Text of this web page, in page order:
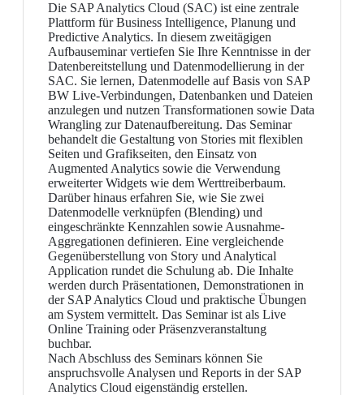
Die SAP Analytics Cloud (SAC) ist eine zentrale
Plattform für Business Intelligence, Planung und
Predictive Analytics. In diesem zweitägigen
Aufbauseminar vertiefen Sie Ihre Kenntnisse in der
Datenbereitstellung und Datenmodellierung in der
SAC. Sie lernen, Datenmodelle auf Basis von SAP
BW Live-Verbindungen, Datenbanken und Dateien
anzulegen und nutzen Transformationen sowie Data
Wrangling zur Datenaufbereitung. Das Seminar
behandelt die Gestaltung von Stories mit flexiblen
Seiten und Grafikseiten, den Einsatz von
Augmented Analytics sowie die Verwendung
erweiterter Widgets wie dem Werttreiberbaum.
Darüber hinaus erfahren Sie, wie Sie zwei
Datenmodelle verknüpfen (Blending) und
eingeschränkte Kennzahlen sowie Ausnahme-
Aggregationen definieren. Eine vergleichende
Gegenüberstellung von Story und Analytical
Application rundet die Schulung ab. Die Inhalte
werden durch Präsentationen, Demonstrationen in
der SAP Analytics Cloud und praktische Übungen
am System vermittelt. Das Seminar ist als Live
Online Training oder Präsenzveranstaltung
buchbar.
Nach Abschluss des Seminars können Sie
anspruchsvolle Analysen und Reports in der SAP
Analytics Cloud eigenständig erstellen.